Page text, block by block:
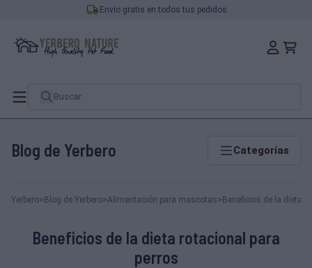
Envío gratis en todos tus pedidos
Blog de Yerbero Categorías
Yerbero> Blog de Yerbero>Alimentación para mascotas> Beneficios de la dieta
Beneficios de la dieta rotacional para
perros